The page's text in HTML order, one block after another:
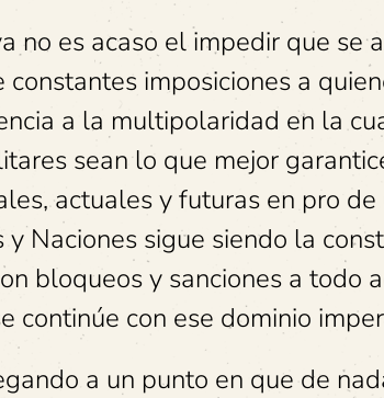
no es acaso el impedir que se
imposiciones a
a la multipolaridad en la
sean lo que mejor
actuales y futuras en pro
Naciones sigue siendo la
bloqueos y sanciones a todo
continúe con ese dominio
a un punto en que de